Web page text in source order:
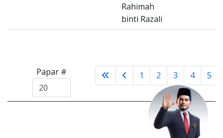
Papar # 1 2 3 4 5
Rahimah
binti Razali